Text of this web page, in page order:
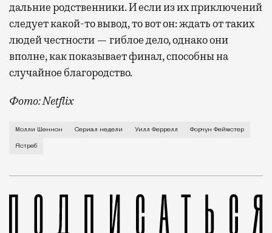
дальние родственники. И если из их приключений
следует какой-то вывод, то вот он: ждать от таких
людей честности — гиблое дело, однако они
вполне, как показывает финал, способны на
случайное благородство.
Фото: Netflix
Когда-то Лонни Хокинс (Уилл Феррелл) был
Молли Шеннон Сериал недели Уилл Феррелл Форчун Феймстер
Ястреб